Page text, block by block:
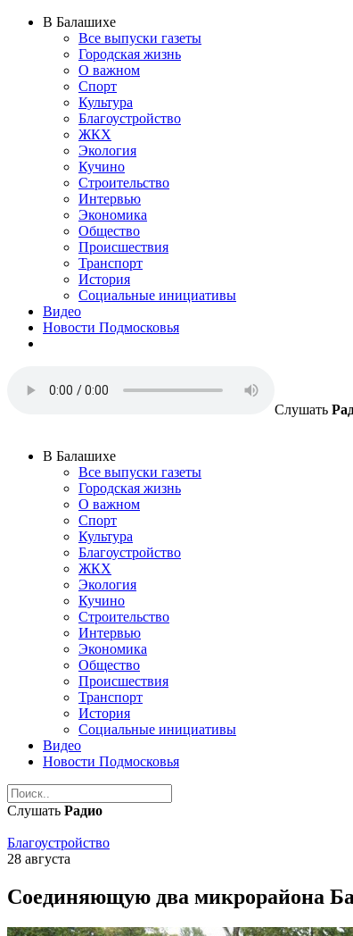
В Балашихе
Все выпуски газеты
Городская жизнь
О важном
Спорт
Культура
Благоустройство
ЖКХ
Экология
Кучино
Строительство
Интервью
Экономика
Общество
Происшествия
Транспорт
История
Социальные инициативы
Видео
Новости Подмосковья
Слушать
В Балашихе
Все выпуски газеты
Городская жизнь
О важном
Спорт
Культура
Благоустройство
ЖКХ
Экология
Кучино
Строительство
Интервью
Экономика
Общество
Происшествия
Транспорт
История
Социальные инициативы
Видео
Новости Подмосковья
Слушать Радио
Благоустройство
28 августа
Соединяющую два микрорайона